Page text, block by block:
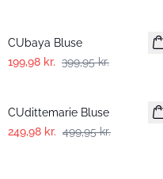
CUbaya Bluse
199,98 kr. 399,95 kr.
CUdittemarie Bluse
249,98 kr. 499,95 kr.